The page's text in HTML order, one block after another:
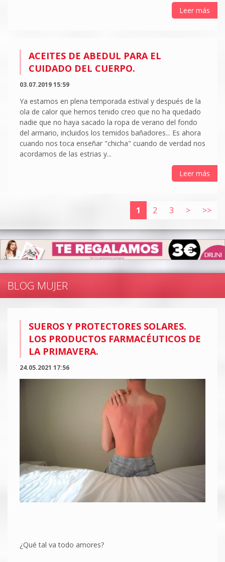
Leer más
ACEITES DE ABEDUL PARA EL
CUIDADO DEL CUERPO.
03.07.2019 15:59
Ya estamos en plena temporada estival y después de la
ola de calor que hemos tenido creo que no ha quedado
nadie que no haya sacado la ropa de verano del fondo
del armario, incluidos los temidos bañadores... Es ahora
cuando nos toca enseñar "chicha" cuando de verdad nos
acordamos de las estrias y...
Leer más
1 2 3 > >>
BLOG MUJER
SUEROS Y PROTECTORES SOLARES.
LOS PRODUCTOS FARMACÉUTICOS DE
LA PRIMAVERA.
24.05.2021 17:56
¿Qué tal va todo amores?